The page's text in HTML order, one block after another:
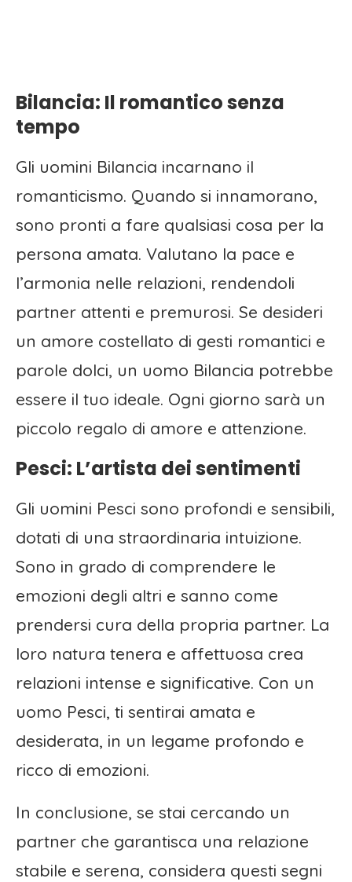
Bilancia: Il romantico senza
tempo
Gli uomini Bilancia incarnano il
romanticismo. Quando si innamorano,
sono pronti a fare qualsiasi cosa per la
persona amata. Valutano la pace e
l’armonia nelle relazioni, rendendoli
partner attenti e premurosi. Se desideri
un amore costellato di gesti romantici e
parole dolci, un uomo Bilancia potrebbe
essere il tuo ideale. Ogni giorno sarà un
piccolo regalo di amore e attenzione.
Pesci: L’artista dei sentimenti
Gli uomini Pesci sono profondi e sensibili,
dotati di una straordinaria intuizione.
Sono in grado di comprendere le
emozioni degli altri e sanno come
prendersi cura della propria partner. La
loro natura tenera e affettuosa crea
relazioni intense e significative. Con un
uomo Pesci, ti sentirai amata e
desiderata, in un legame profondo e
ricco di emozioni.
In conclusione, se stai cercando un
partner che garantisca una relazione
stabile e serena, considera questi segni